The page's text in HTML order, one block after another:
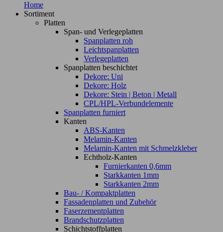
Home
Sortiment
Platten
Span- und Verlegeplatten
Spanplatten roh
Leichtspanplatten
Verlegeplatten
Spanplatten beschichtet
Dekore: Uni
Dekore: Holz
Dekore: Stein | Beton | Metall
CPL/HPL-Verbundelemente
Spanplatten furniert
Kanten
ABS-Kanten
Melamin-Kanten
Melamin-Kanten mit Schmelzkleber
Echtholz-Kanten
Furnierkanten 0,6mm
Starkkanten 1mm
Starkkanten 2mm
Bau- / Kompaktplatten
Fassadenplatten und Zubehör
Faserzementplatten
Brandschutzplatten
Schichtstoffplatten